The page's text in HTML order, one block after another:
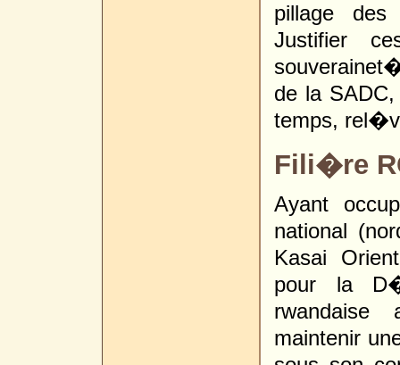
pillage des
Justifier
de la
temps,
Fili�re
Ayant
national
Kasai
pour la
maintenir